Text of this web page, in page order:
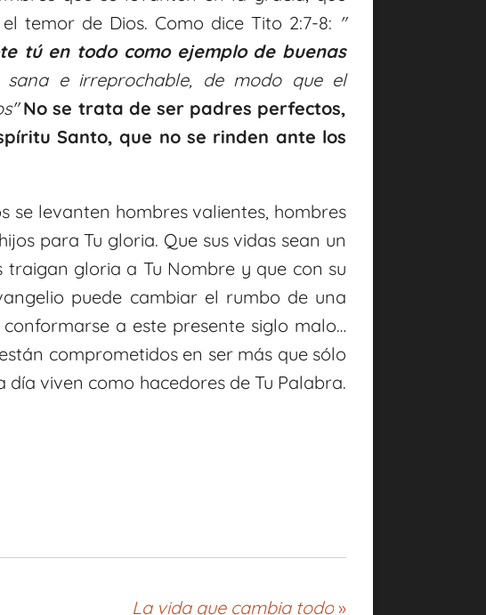
temor de Dios. Como dice Tito 2:7-8: "
tú en todo como ejemplo de buenas
sana e irreprochable, de modo que el
" No se trata de ser padres perfectos,
Santo, que no se rinden ante los
se levanten hombres valientes, hombres
para Tu gloria. Que sus vidas sean un
gloria a Tu Nombre y que con su
puede cambiar el rumbo de una
a este presente siglo malo…
comprometidos en ser más que sólo
viven como hacedores de Tu Palabra.
La vida que cambia todo »